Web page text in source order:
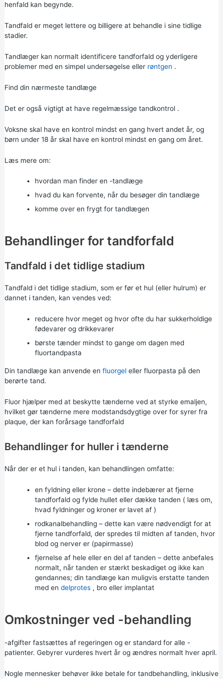
henfald kan begynde.
Tandfald er meget lettere og billigere at behandle i sine tidlige
stadier.
Tandlæger kan normalt identificere tandforfald og yderligere
problemer med en simpel undersøgelse eller røntgen .
Find din nærmeste tandlæge
Det er også vigtigt at have regelmæssige tandkontrol.
Voksne skal have en kontrol mindst en gang hvert andet år, og
børn under 18 år skal have en kontrol mindst en gang om året.
Læs mere om:
hvordan man finder en -tandlæge
hvad du kan forvente, når du besøger din tandlæge
komme over en frygt for tandlægen
Behandlinger for tandforfald
Tandfald i det tidlige stadium
Tandfald i det tidlige stadium, som er før et hul (eller hulrum) er
dannet i tanden, kan vendes ved:
reducere hvor meget og hvor ofte du har sukkerholdige
fødevarer og drikkevarer
børste tænder mindst to gange om dagen med
fluortandpasta
Din tandlæge kan anvende en fluorgeleller fluorpasta på den
berørte tand.
Fluor hjælper med at beskytte tænderne ved at styrke emaljen,
hvilket gør tænderne mere modstandsdygtige over for syrer fra
plaque, der kan forårsage tandforfald
Behandlinger for huller i tænderne
Når der er et hul i tanden, kan behandlingen omfatte:
en fyldning eller krone– dette indebærer at fjerne
tandforfald og fylde hullet eller dække tanden ( læs om,
hvad fyldninger og kroner er lavet af)
rodkanalbehandling – dette kan være nødvendigt for at
fjerne tandforfald, der spredes til midten af tanden, hvor
blod og nerver er (papirmasse)
fjernelse af hele eller en del af tanden – dette anbefales
normalt, når tanden er stærkt beskadiget og ikke kan
gendannes; din tandlæge kan muligvis erstatte tanden
med en delprotes, bro eller implantat
Omkostninger ved -behandling
-afgifter fastsættes af regeringen og er standard for alle -
patienter. Gebyrer vurderes hvert år og ændres normalt hver april.
Nogle mennesker behøver ikke betale for tandbehandling, inklusive